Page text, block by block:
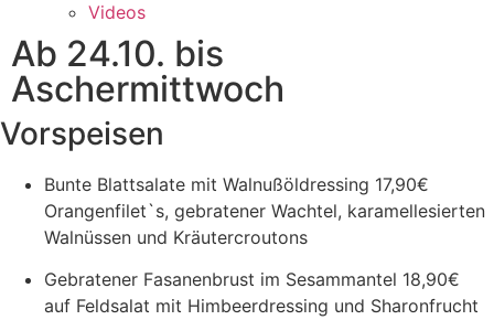
Videos
Ab 24.10. bis
Aschermittwoch
Vorspeisen
Bunte Blattsalate mit Walnußöldressing 17,90€
Orangenfilet`s, gebratener Wachtel, karamellesierten
Walnüssen und Kräutercroutons
Gebratener Fasanenbrust im Sesammantel 18,90€
auf Feldsalat mit Himbeerdressing und Sharonfrucht